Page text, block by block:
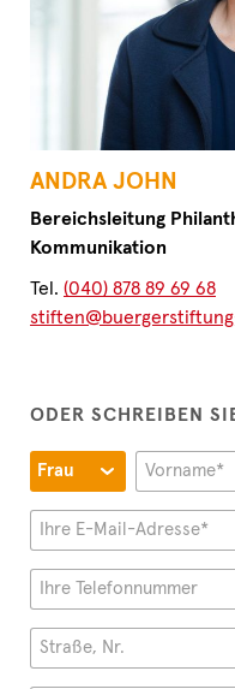
ANDRA JOHN
Bereichsleitung
Kommunikation
Tel. (040) 878 89 69 68
ODER SCHREIBEN